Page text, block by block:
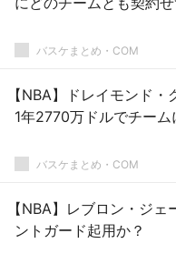
バスケまとめ・COM
【NBA】ドレイモンド・
1年2770万ドルでチーム
バスケまとめ・COM
【NBA】レブロン・ジェ
ントガード起用か？